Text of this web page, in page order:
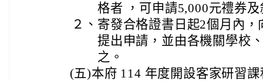
格者 ，可申請5,000元禮券
２、 寄發合格證書日起2個月內
提出申請，並由各機關學校
之。
(五)本府 114 年度開設客家研習